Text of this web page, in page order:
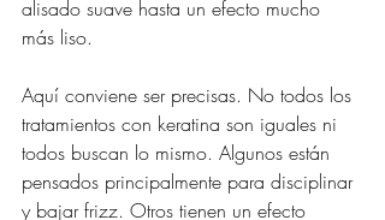
alisado suave hasta un efecto mucho
más liso.
Aquí conviene ser precisas. No todos los
tratamientos con keratina son iguales ni
todos buscan lo mismo. Algunos están
pensados principalmente para disciplinar
y bajar frizz. Otros tienen un efecto